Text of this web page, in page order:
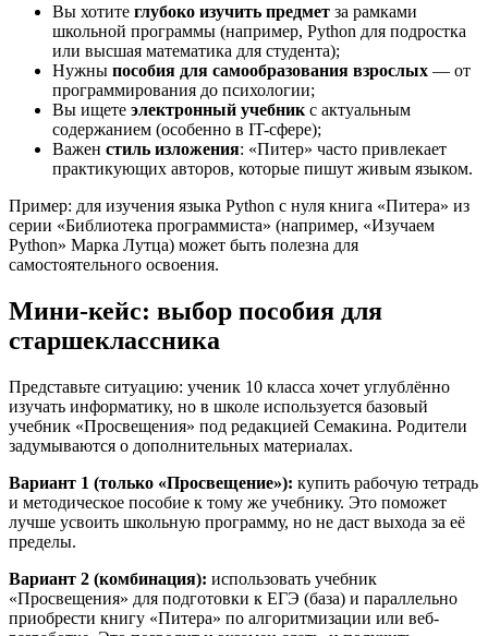
Вы хотите глубоко изучить предмет за рамками
школьной программы (например, Python для подростка
или высшая математика для студента);
Нужны пособия для самообразования взрослых — от
программирования до психологии;
Вы ищете электронный учебник с актуальным
содержанием (особенно в IT-сфере);
Важен стиль изложения: «Питер» часто привлекает
практикующих авторов, которые пишут живым языком.
Пример: для изучения языка Python с нуля книга «Питера» из
серии «Библиотека программиста» (например, «Изучаем
Python» Марка Лутца) может быть полезна для
самостоятельного освоения.
Мини-кейс: выбор пособия для
старшеклассника
Представьте ситуацию: ученик 10 класса хочет углублённо
изучать информатику, но в школе используется базовый
учебник «Просвещения» под редакцией Семакина. Родители
задумываются о дополнительных материалах.
Вариант 1 (только «Просвещение»): купить рабочую тетрадь
и методическое пособие к тому же учебнику. Это поможет
лучше усвоить школьную программу, но не даст выхода за её
пределы.
Вариант 2 (комбинация): использовать учебник
«Просвещения» для подготовки к ЕГЭ (база) и параллельно
приобрести книгу «Питера» по алгоритмизации или веб-